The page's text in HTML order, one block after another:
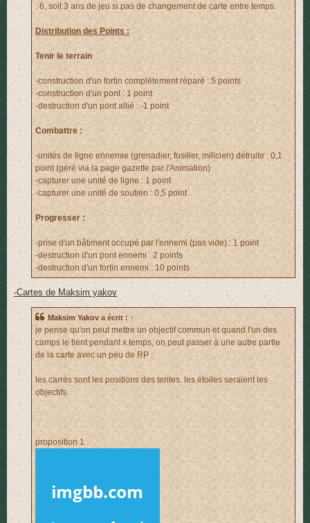
: 6, soit 3 ans de jeu si pas de changement de carte entre temps.
Distribution des Points :
Tenir le terrain
-construction d'un fortin complètement réparé : 5 points
-construction d'un pont : 1 point
-destruction d'un pont allié : -1 point
Combattre :
-unités de ligne ennemie (grenadier, fusilier, milicien) détruite : 0,1
point (géré via la page gazette par l'Animation)
-capturer une unité de ligne : 1 point
-capturer une unité de soutien : 0,5 point
Progresser :
-prise d'un bâtiment occupé par l'ennemi (pas vide) : 1 point
-destruction d'un pont ennemi : 2 points
-destruction d'un fortin ennemi : 10 points
-Cartes de Maksim yakov
Maksim Yakov a écrit :↑
je pense qu'on peut mettre un objectif commun et quand l'un des
camps le tient pendant x temps, on peut passer à une autre partie
de la carte avec un peu de RP :
les carrés sont les positions des tentes. les étoiles seraient les
objectifs.
proposition 1 :